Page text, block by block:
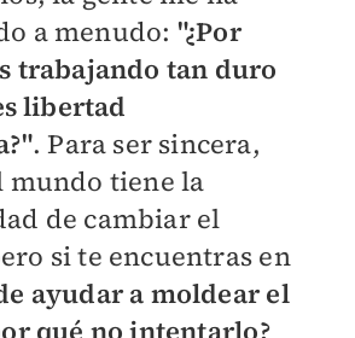
a menudo: "¿Por
trabajando tan duro
libertad
. Para ser sincera,
mundo tiene la
de cambiar el
si te encuentras en
ayudar a moldear el
qué no intentarlo?